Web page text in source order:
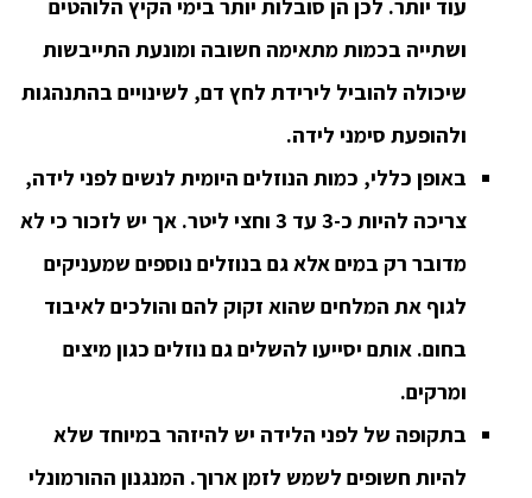
עוד יותר. לכן הן סובלות יותר בימי הקיץ הלוהטים
ושתייה בכמות מתאימה חשובה ומונעת התייבשות
שיכולה להוביל לירידת לחץ דם, לשינויים בהתנהגות
ולהופעת סימני לידה.
באופן כללי, כמות הנוזלים היומית לנשים לפני לידה,
צריכה להיות כ-3 עד 3 וחצי ליטר. אך יש לזכור כי לא
מדובר רק במים אלא גם בנוזלים נוספים שמעניקים
לגוף את המלחים שהוא זקוק להם והולכים לאיבוד
בחום. אותם יסייעו להשלים גם נוזלים כגון מיצים
ומרקים.
בתקופה של לפני הלידה יש להיזהר במיוחד שלא
להיות חשופים לשמש לזמן ארוך. המנגנון ההורמונלי